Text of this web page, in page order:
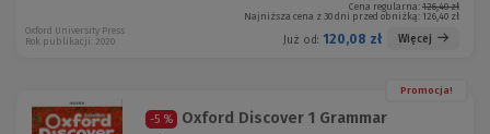
Cena regularna: 126,40 zł
Najniższa cena z 30 dni przed obniżką: 126,40 zł
Już od: 120,08 zł Więcej
Oxford University Press
Rok publikacji: 2020
Promocja!
-5 % Oxford Discover 1 Grammar